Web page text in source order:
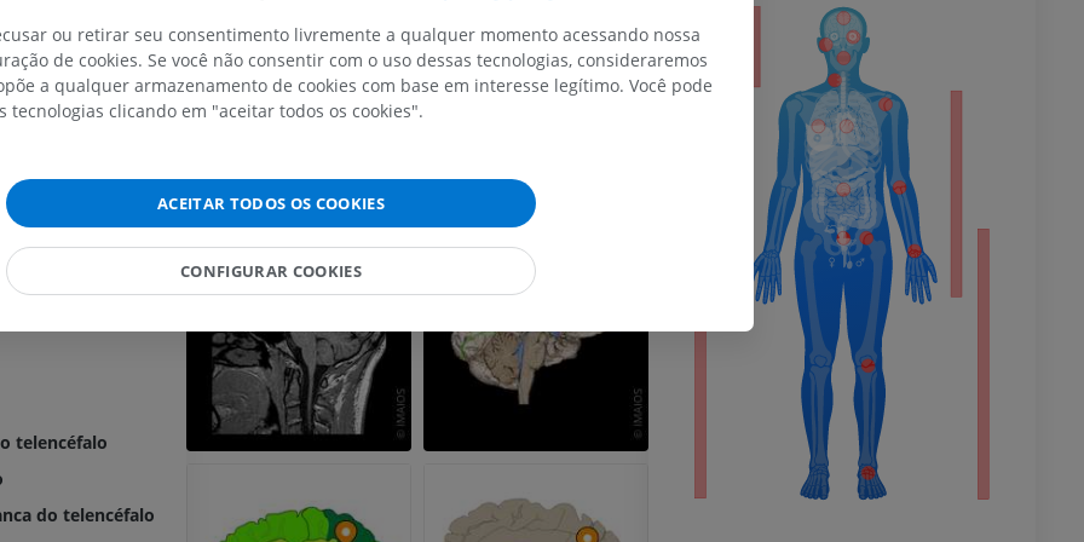
da insula
telencéfalo
do telencéfalo
IRM do membro superior
IRM
PREMIUM
IRM
Membro inferior
Ilustrações
PREMIUM
IRM do membro inferior
PREMIUM
Ressonância magnética do
IRM
IRM do joelho
ou retirar seu consentimento livremente a qualquer momento acessando nossa
de cookies. Se você não consentir com o uso dessas tecnologias, consideraremos
a qualquer armazenamento de cookies com base em interesse legítimo. Você pode
tecnologias clicando em "aceitar todos os cookies".
ACEITAR TODOS OS COOKIES
CONFIGURAR COOKIES